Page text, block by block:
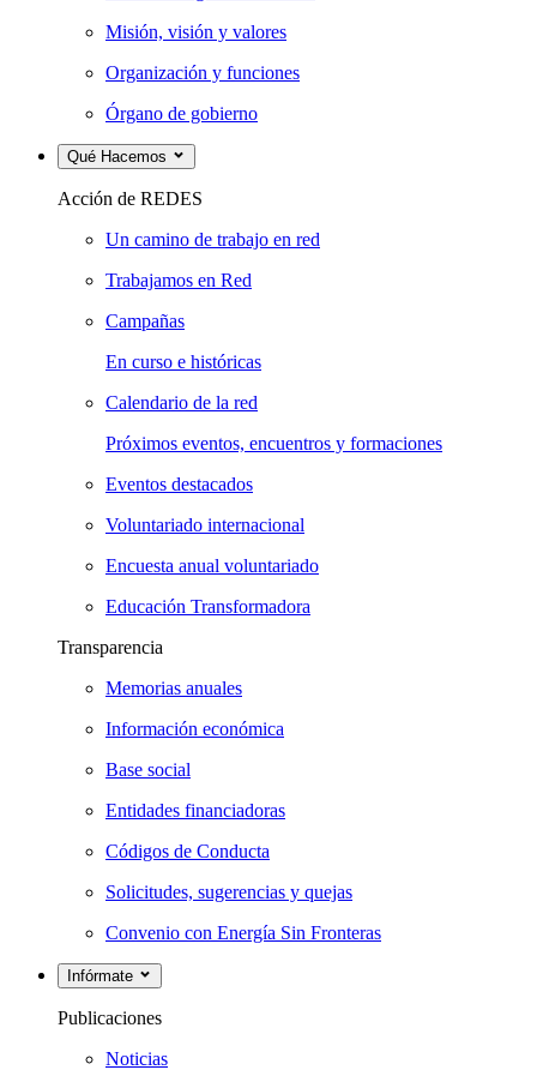
Misión, visión y valores
Organización y funciones
Órgano de gobierno
Qué Hacemos
Acción de REDES
Un camino de trabajo en red
Trabajamos en Red
Campañas
En curso e históricas
Calendario de la red
Próximos eventos, encuentros y formaciones
Eventos destacados
Voluntariado internacional
Encuesta anual voluntariado
Educación Transformadora
Transparencia
Memorias anuales
Información económica
Base social
Entidades financiadoras
Códigos de Conducta
Solicitudes, sugerencias y quejas
Convenio con Energía Sin Fronteras
Infórmate
Publicaciones
Noticias